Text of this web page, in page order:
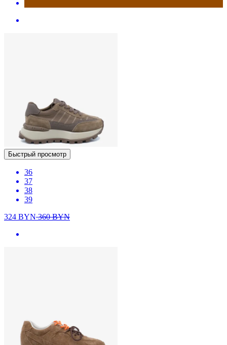
Быстрый просмотр
36
37
38
39
324 BYN360BYN